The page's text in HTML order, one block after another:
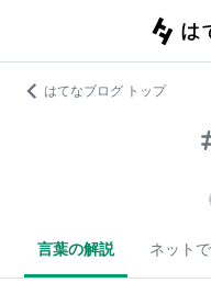
はてなブログ トップ
言葉の解説 ネット